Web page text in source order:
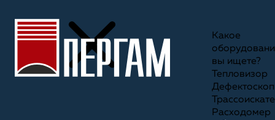
Какое
вы ищете?
Тепловизор
Дефектоскоп
Расходомер